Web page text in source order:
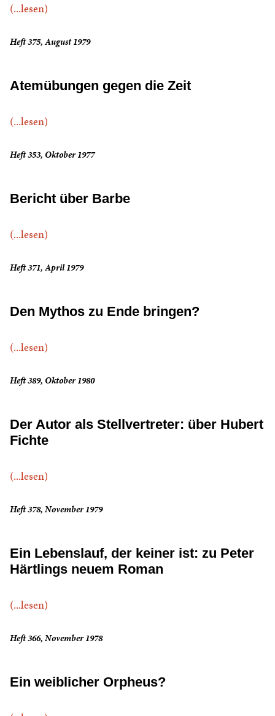
(...lesen)
Heft 375, August 1979
Atemübungen gegen die Zeit
(...lesen)
Heft 353, Oktober 1977
Bericht über Barbe
(...lesen)
Heft 371, April 1979
Den Mythos zu Ende bringen?
(...lesen)
Heft 389, Oktober 1980
Der Autor als Stellvertreter: über Hubert
Fichte
(...lesen)
Heft 378, November 1979
Ein Lebenslauf, der keiner ist: zu Peter
Härtlings neuem Roman
(...lesen)
Heft 366, November 1978
Ein weiblicher Orpheus?